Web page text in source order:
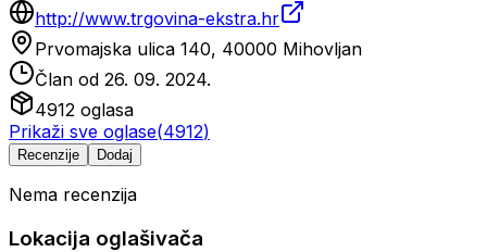
http://www.trgovina-ekstra.hr
Prvomajska ulica 140, 40000 Mihovljan
Član od 26. 09. 2024.
4912 oglasa
Prikaži sve oglase(4912)
Recenzije Dodaj
Nema recenzija
Lokacija oglašivača